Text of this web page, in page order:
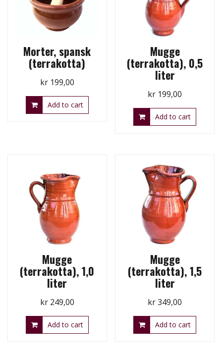
Morter, spansk
(terrakotta)
kr199,00
Add to cart
Mugge
(terrakotta), 0,5
liter
kr 199,00
Add to cart
Mugge
(terrakotta), 1,0
liter
kr249,00
Add to cart
Mugge
(terrakotta), 1,5
liter
kr349,00
Add to cart